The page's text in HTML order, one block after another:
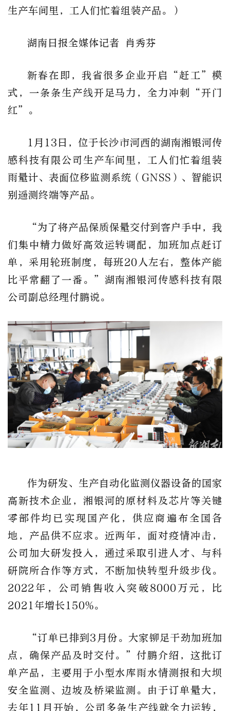
生产车间里，工人们忙着组装产品。）
湖南日报全媒体记者 肖秀芬
新春在即，我省很多企业开启“赶工”模
式，一条条生产线开足马力，全力冲刺“开门
红”。
1月13日，位于长沙市河西的湖南湘银河传
感科技有限公司生产车间里，工人们忙着组装
雨量计、表面位移监测系统（GNSS）、智能识
别遥测终端等产品。
“为了将产品保质保量交付到客户手中，我
们集中精力做好高效运转调配，加班加点赶订
单，采用轮班制度，每班20人左右，整体产能
比平常翻了一番。”湖南湘银河传感科技有限
公司副总经理付鹏说。
作为研发、生产自动化监测仪器设备的国家
高新技术企业，湘银河的原材料及芯片等关键
零部件均已实现国产化，供应商遍布全国各
地，产品供不应求。近两年，面对疫情冲击，
公司加大研发投入，通过采取引进人才、与科
研院所合作等方式，不断加快转型升级步伐。
2022年，公司销售收入突破8000万元，比
2021年增长150%。
“订单已排到3月份。大家铆足干劲加班加
点，确保产品及时交付。”付鹏介绍，这批订
单产品，主要用于小型水库雨水情测报和大坝
安全监测、边坡及桥梁监测。由于订单量大，
去年11月开始，公司多条生产线就全力运转，